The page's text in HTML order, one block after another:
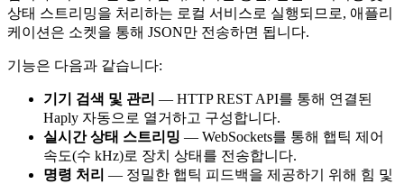
상태 스트리밍을 처리하는 로컬 서비스로 실행되므로, 애플리
케이션은 소켓을 통해 JSON만 전송하면 됩니다.
기능은 다음과 같습니다:
기기 검색 및 관리 — HTTP REST API를 통해 연결된
Haply 자동으로 열거하고 구성합니다.
실시간 상태 스트리밍 — WebSockets를 통해 햅틱 제어
속도(수 kHz)로 장치 상태를 전송합니다.
명령 처리 — 정밀한 햅틱 피드백을 제공하기 위해 힘 및